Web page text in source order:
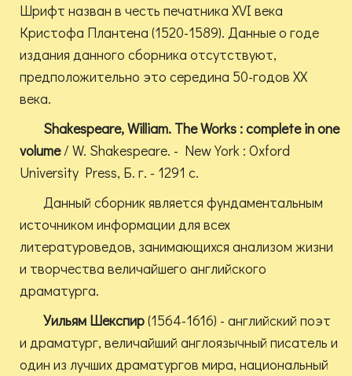
Шрифт назван в честь печатника XVI века
Кристофа Плантена (1520-1589). Данные о годе
издания данного сборника отсутствуют,
предположительно это середина 50-годов XX
века.
Shakespeare, William. The Works : complete in one
volume/ W. Shakespeare. - New York : Oxford
University Press, Б. г. - 1291 с.
Данный сборник является фундаментальным
источником информации для всех
литературоведов, занимающихся анализом жизни
и творчества величайшего английского
драматурга.
Уильям Шекспир(1564-1616) - английский поэт
и драматург, величайший англоязычный писатель и
один из лучших драматургов мира, национальный